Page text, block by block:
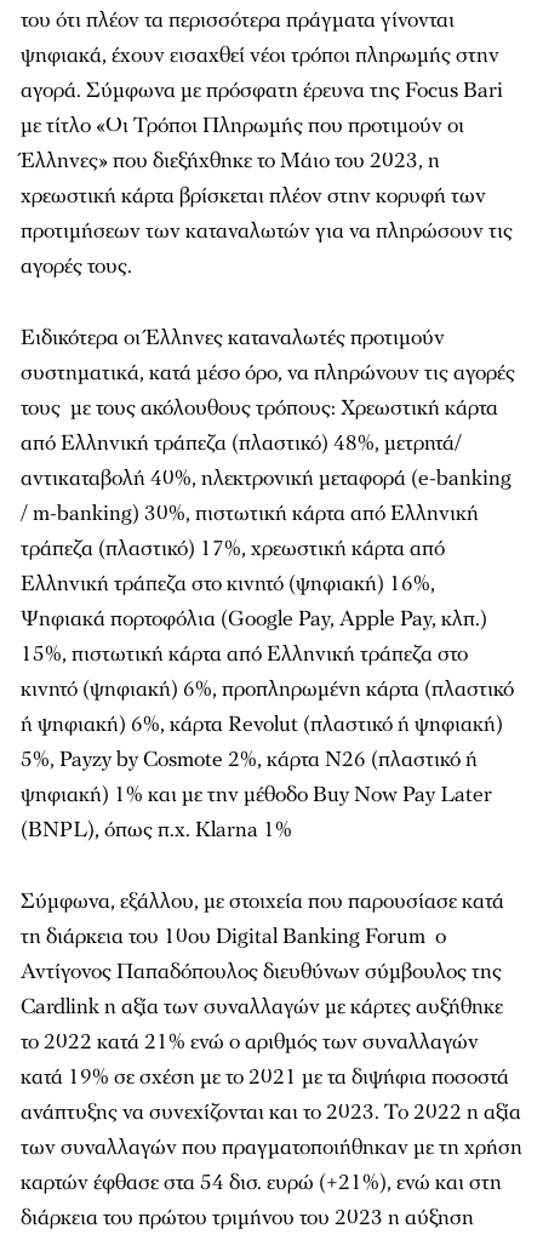
του ότι πλέον τα περισσότερα πράγματα γίνονται
ψηφιακά, έχουν εισαχθεί νέοι τρόποι πληρωμής στην
αγορά. Σύμφωνα με πρόσφατη έρευνα της Focus Bari
με τίτλο «Οι Τρόποι Πληρωμής που προτιμούν οι
Έλληνες» που διεξήχθηκε το Μάιο του 2023, η
χρεωστική κάρτα βρίσκεται πλέον στην κορυφή των
προτιμήσεων των καταναλωτών για να πληρώσουν τις
αγορές τους.
Ειδικότερα οι Έλληνες καταναλωτές προτιμούν
συστηματικά, κατά μέσο όρο, να πληρώνουν τις αγορές
τους με τους ακόλουθους τρόπους: Χρεωστική κάρτα
από Ελληνική τράπεζα (πλαστικό) 48%, μετρητά/
αντικαταβολή 40%, ηλεκτρονική μεταφορά (e-banking
/ m-banking) 30%, πιστωτική κάρτα από Ελληνική
τράπεζα (πλαστικό) 17%, χρεωστική κάρτα από
Ελληνική τράπεζα στο κινητό (ψηφιακή) 16%,
Ψηφιακά πορτοφόλια (Google Pay, Apple Pay, κλπ.)
15%, πιστωτική κάρτα από Ελληνική τράπεζα στο
κινητό (ψηφιακή) 6%, προπληρωμένη κάρτα (πλαστικό
ή ψηφιακή) 6%, κάρτα Revolut (πλαστικό ή ψηφιακή)
5%, Payzy by Cosmote 2%, κάρτα N26 (πλαστικό ή
ψηφιακή) 1% και με την μέθοδο Buy Now Pay Later
(BNPL), όπως π.χ. Klarna 1%
Σύμφωνα, εξάλλου, με στοιχεία που παρουσίασε κατά
τη διάρκεια του 10ου Digital Banking Forum ο
Αντίγονος Παπαδόπουλος διευθύνων σύμβουλος της
Cardlink η αξία των συναλλαγών με κάρτες αυξήθηκε
το 2022 κατά 21% ενώ ο αριθμός των συναλλαγών
κατά 19% σε σχέση με το 2021 με τα διψήφια ποσοστά
ανάπτυξης να συνεχίζονται και το 2023. Το 2022 η αξία
των συναλλαγών που πραγματοποιήθηκαν με τη χρήση
καρτών έφθασε στα 54 δισ. ευρώ (+21%), ενώ και στη
διάρκεια του πρώτου τριμήνου του 2023 η αύξηση